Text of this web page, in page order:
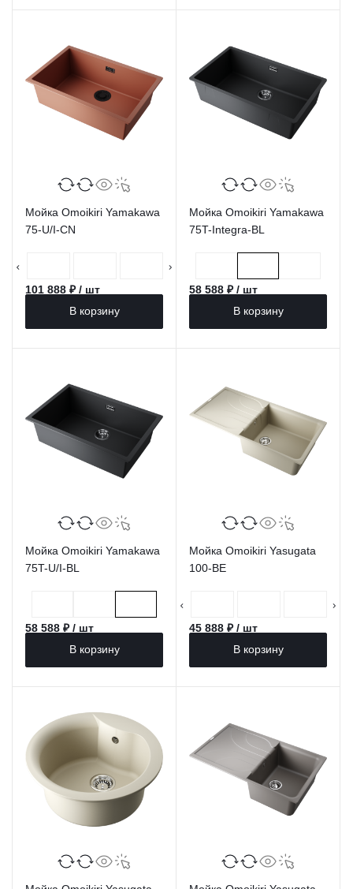
Мойка Omoikiri Yamakawa
75-U/I-CN
101 888 ₽ / шт
В корзину
Мойка Omoikiri Yamakawa
75T-Integra-BL
58 588 ₽ / шт
В корзину
Мойка Omoikiri Yamakawa
75T-U/I-BL
58 588 ₽ / шт
В корзину
Мойка Omoikiri Yasugata
100-BE
45 888 ₽ / шт
В корзину